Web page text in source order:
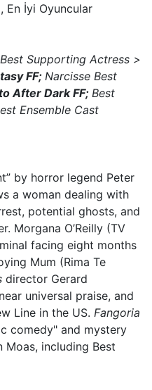
En İyi Oyuncular
Best Supporting Actress >
FF; Narcisse Best
After Dark FF; Best
Ensemble Cast
by horror legend Peter
a woman dealing with
potential ghosts, and
Morgana O’Reilly (TV
facing eight months
Mum (Rima Te
director Gerard
universal praise, and
Line in the US. Fangoria
comedy" and mystery
including Best